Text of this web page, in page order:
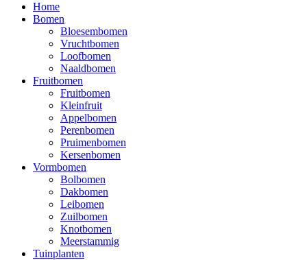
Home
Bomen
Bloesembomen
Vruchtbomen
Loofbomen
Naaldbomen
Fruitbomen
Fruitbomen
Kleinfruit
Appelbomen
Perenbomen
Pruimenbomen
Kersenbomen
Vormbomen
Bolbomen
Dakbomen
Leibomen
Zuilbomen
Knotbomen
Meerstammig
Tuinplanten